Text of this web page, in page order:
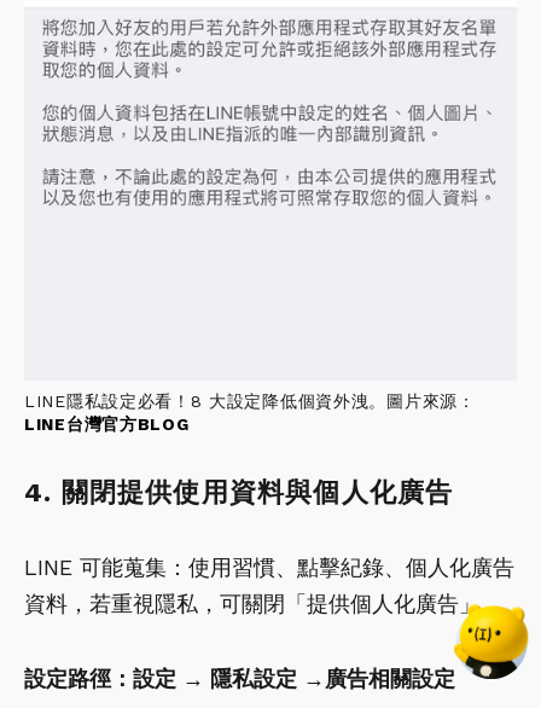
LINE隱私設定必看！8 大設定降低個資外洩。圖片來源：
LINE台灣官方BLOG
4. 關閉提供使用資料與個人化廣告
LINE 可能蒐集：使用習慣、點擊紀錄、個人化廣告
資料，若重視隱私，可關閉「提供個人化廣告」。
設定路徑：設定 → 隱私設定 →廣告相關設定